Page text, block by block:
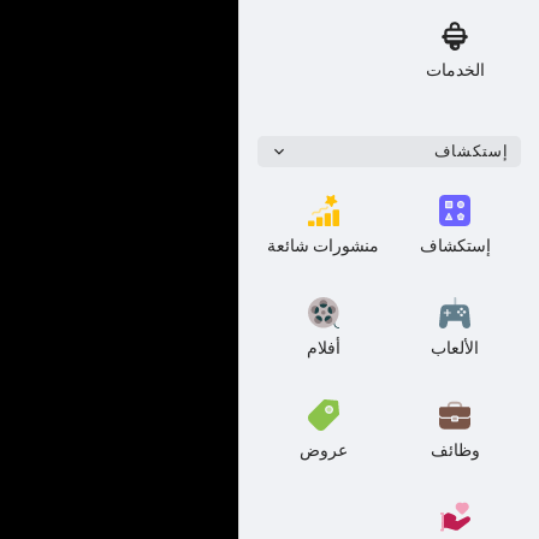
الخدمات
إستكشاف
إستكشاف منشورات شائعة
الألعاب أفلام
وظائف عروض